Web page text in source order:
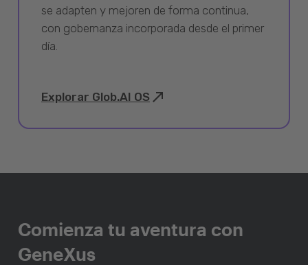
se adapten y mejoren de forma continua,
con gobernanza incorporada desde el primer
día.
Explorar Glob.AI OS
Comienza tu aventura con
GeneXus